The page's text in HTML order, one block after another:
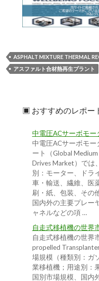
ASPHALT MIXTURE THERMAL
アスファルト合材熱再生プラント
▣ おすすめのレポー
中電圧ACサーボモ
中電圧ACサーボモ
ート（Global
Drives Market）では
別：モーター、ドラ
車・輸送、繊維、医
刷・紙、包装、その
国内外の主要プレー
ャネルなどの項 …
自走式移植機の世界
自走式移植機の世界
propelled
場規模（種類別：ガ
業移植機；用途別：
国別市場規模、国内